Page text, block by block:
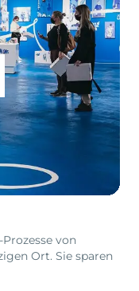
von
Ort. Sie sparen